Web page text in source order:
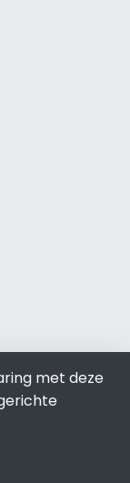
met deze